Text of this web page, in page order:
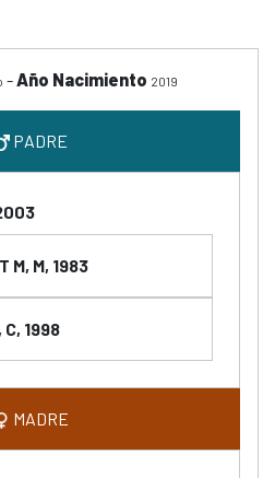
-Año Nacimiento 2019
PADRE
M, M, 1983
C, 1998
MADRE